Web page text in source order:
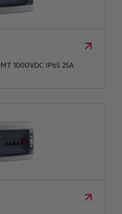
1000VDC IP65 25A